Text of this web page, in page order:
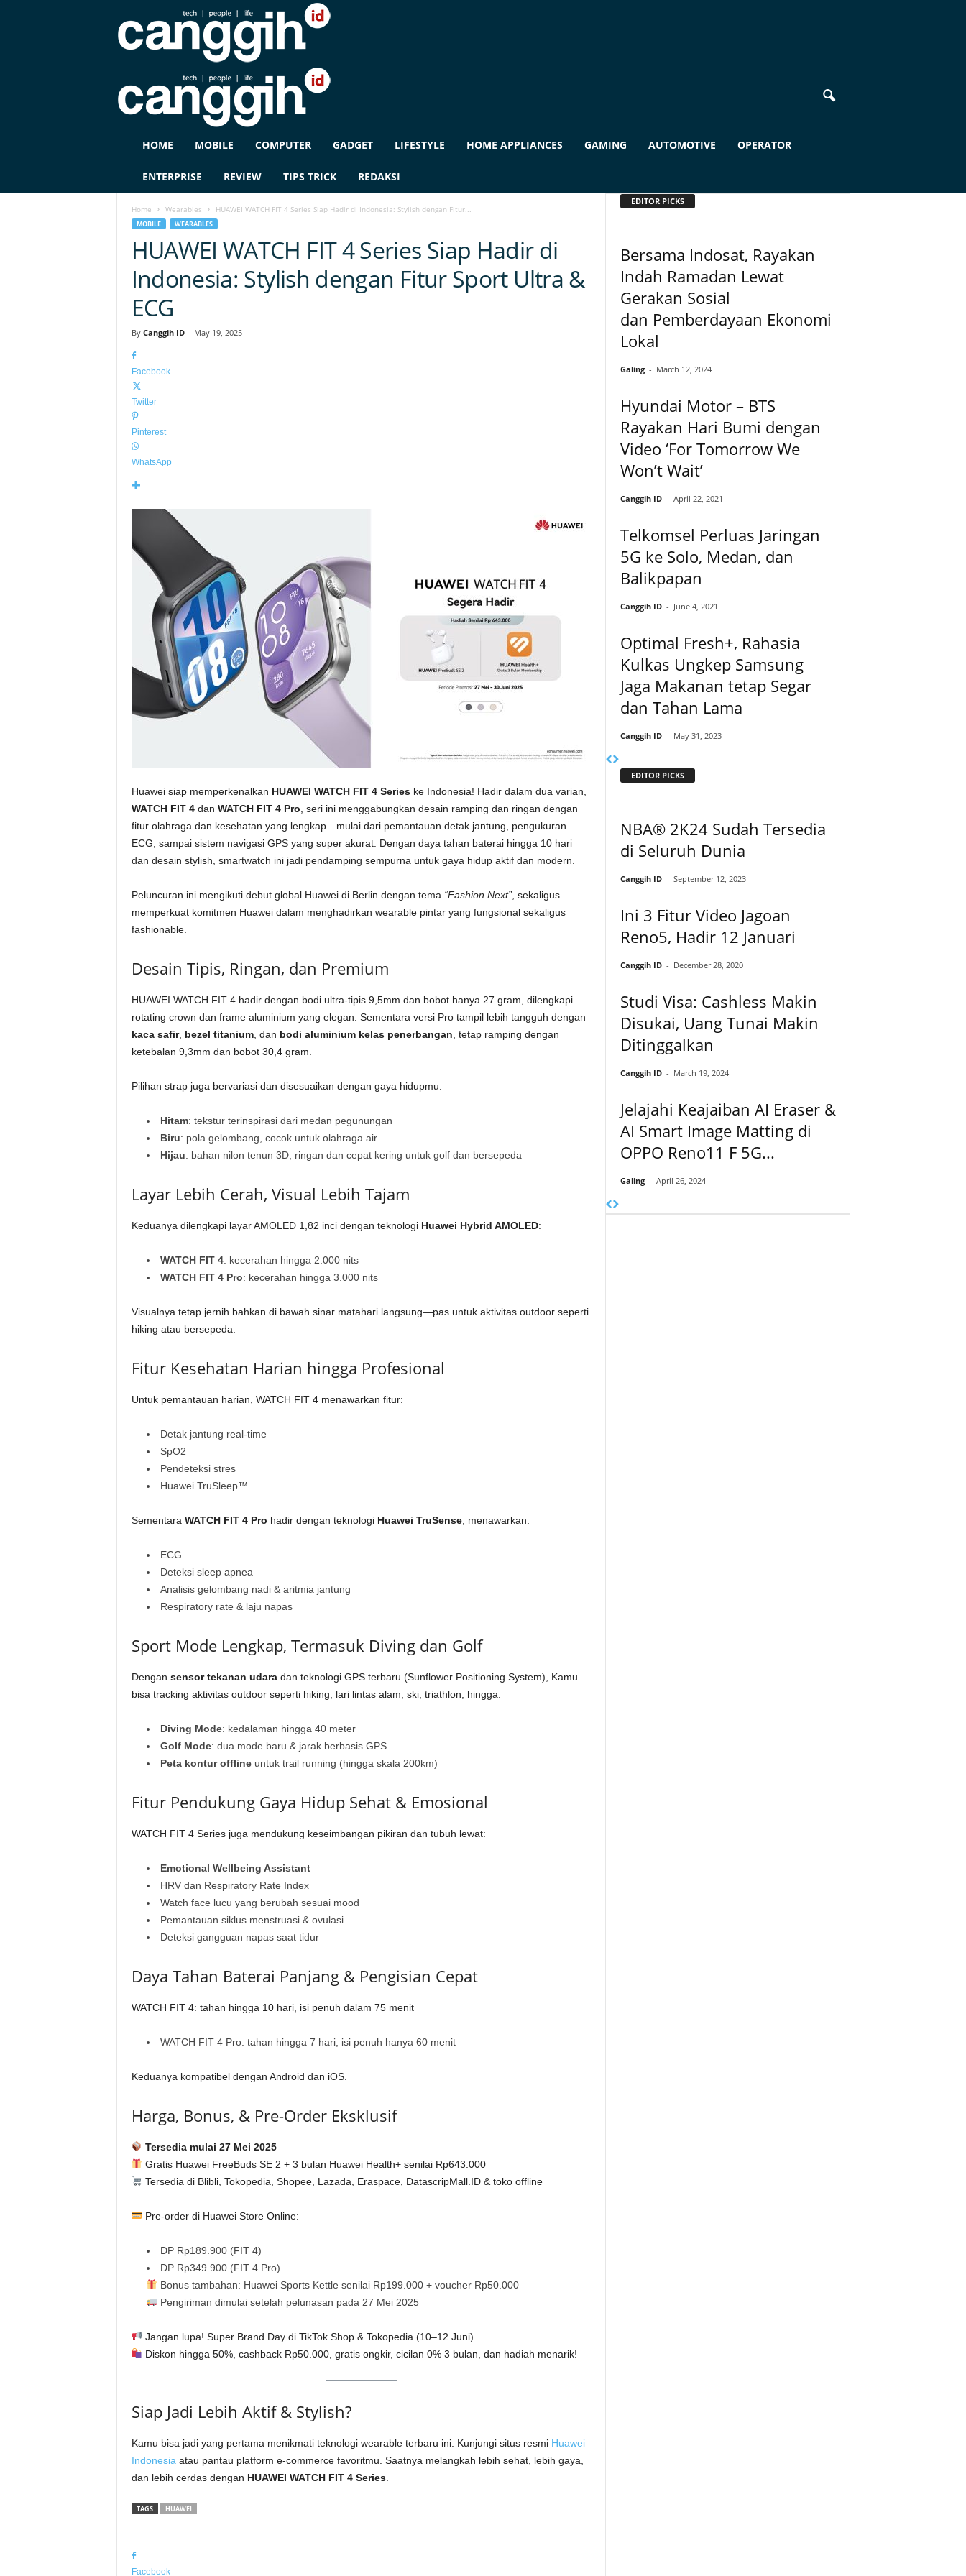
G
HOME MOBILE COMPUTER GADGET LIFESTYLE HOME APPLIANCES GAMING AUTOMOTIVE OPERATOR
ENTERPRISE REVIEW TIPS TRICK REDAKSI
Home Wearables HUAWEI WATCH FIT 4 Series Siap Hadir di Indonesia: Stylish dengan Fitur...
MOBILE WEARABLES
HUAWEI WATCH FIT 4 Series Siap Hadir di
Indonesia: Stylish dengan Fitur Sport Ultra &
ECG
By Canggih ID- May 19, 2025
Facebook
Twitter
Pinterest
WhatsApp
Huawei siap memperkenalkan HUAWEI WATCH FIT 4 Serieske Indonesia! Hadir dalam dua varian,
WATCH FIT 4dan WATCH FIT 4 Pro , seri ini menggabungkan desain ramping dan ringan dengan
fitur olahraga dan kesehatan yang lengkap—mulai dari pemantauan detak jantung, pengukuran
ECG, sampai sistem navigasi GPS yang super akurat. Dengan daya tahan baterai hingga 10 hari
dan desain stylish, smartwatch ini jadi pendamping sempurna untuk gaya hidup aktif dan modern.
Peluncuran ini mengikuti debut global Huawei di Berlin dengan tema “Fashion Next”, sekaligus
memperkuat komitmen Huawei dalam menghadirkan wearable pintar yang fungsional sekaligus
fashionable.
Desain Tipis, Ringan, dan Premium
HUAWEI WATCH FIT 4 hadir dengan bodi ultra-tipis 9,5mm dan bobot hanya 27 gram, dilengkapi
rotating crown dan frame aluminium yang elegan. Sementara versi Pro tampil lebih tangguh dengan
kaca safir, bezel titanium, dan bodi aluminium kelas penerbangan , tetap ramping dengan
ketebalan 9,3mm dan bobot 30,4 gram.
Pilihan strap juga bervariasi dan disesuaikan dengan gaya hidupmu:
Hitam: tekstur terinspirasi dari medan pegunungan
Biru: pola gelombang, cocok untuk olahraga air
Hijau: bahan nilon tenun 3D, ringan dan cepat kering untuk golf dan bersepeda
Layar Lebih Cerah, Visual Lebih Tajam
Keduanya dilengkapi layar AMOLED 1,82 inci dengan teknologi Huawei Hybrid AMOLED:
WATCH FIT 4: kecerahan hingga 2.000 nits
WATCH FIT 4 Pro: kecerahan hingga 3.000 nits
Visualnya tetap jernih bahkan di bawah sinar matahari langsung—pas untuk aktivitas outdoor seperti
hiking atau bersepeda.
Fitur Kesehatan Harian hingga Profesional
Untuk pemantauan harian, WATCH FIT 4 menawarkan fitur:
Detak jantung real-time
SpO2
Pendeteksi stres
Huawei TruSleep™
Sementara WATCH FIT 4 Pro hadir dengan teknologi Huawei TruSense, menawarkan:
ECG
Deteksi sleep apnea
Analisis gelombang nadi & aritmia jantung
Respiratory rate & laju napas
Sport Mode Lengkap, Termasuk Diving dan Golf
Dengan sensor tekanan udaradan teknologi GPS terbaru (Sunflower Positioning System), Kamu
bisa tracking aktivitas outdoor seperti hiking, lari lintas alam, ski, triathlon, hingga:
Diving Mode: kedalaman hingga 40 meter
Golf Mode: dua mode baru & jarak berbasis GPS
Peta kontur offlineuntuk trail running (hingga skala 200km)
Fitur Pendukung Gaya Hidup Sehat & Emosional
WATCH FIT 4 Series juga mendukung keseimbangan pikiran dan tubuh lewat:
Emotional Wellbeing Assistant
HRV dan Respiratory Rate Index
Watch face lucu yang berubah sesuai mood
Pemantauan siklus menstruasi & ovulasi
Deteksi gangguan napas saat tidur
Daya Tahan Baterai Panjang & Pengisian Cepat
WATCH FIT 4: tahan hingga 10 hari, isi penuh dalam 75 menit
WATCH FIT 4 Pro: tahan hingga 7 hari, isi penuh hanya 60 menit
Keduanya kompatibel dengan Android dan iOS.
Harga, Bonus, & Pre-Order Eksklusif
Tersedia mulai 27 Mei 2025
Gratis Huawei FreeBuds SE 2 + 3 bulan Huawei Health+ senilai Rp643.000
Tersedia di Blibli, Tokopedia, Shopee, Lazada, Eraspace, DatascripMall.ID & toko offline
Pre-order di Huawei Store Online:
DP Rp189.900 (FIT 4)
DP Rp349.900 (FIT 4 Pro)
Bonus tambahan: Huawei Sports Kettle senilai Rp199.000 + voucher Rp50.000
Pengiriman dimulai setelah pelunasan pada 27 Mei 2025
Jangan lupa! Super Brand Day di TikTok Shop & Tokopedia (10–12 Juni)
Diskon hingga 50%, cashback Rp50.000, gratis ongkir, cicilan 0% 3 bulan, dan hadiah menarik!
Siap Jadi Lebih Aktif & Stylish?
Kamu bisa jadi yang pertama menikmati teknologi wearable terbaru ini. Kunjungi situs resmi Huawei
Indonesia atau pantau platform e-commerce favoritmu. Saatnya melangkah lebih sehat, lebih gaya,
dan lebih cerdas dengan HUAWEI WATCH FIT 4 Series.
TAGS HUAWEI
Facebook
EDITOR PICKS
Bersama Indosat, Rayakan
Indah Ramadan Lewat
Gerakan Sosial
dan Pemberdayaan Ekonomi
Lokal
Galing - March 12, 2024
Hyundai Motor – BTS
Rayakan Hari Bumi dengan
Video ‘For Tomorrow We
Won’t Wait’
Canggih ID - April 22, 2021
Telkomsel Perluas Jaringan
5G ke Solo, Medan, dan
Balikpapan
Canggih ID - June 4, 2021
Optimal Fresh+, Rahasia
Kulkas Ungkep Samsung
Jaga Makanan tetap Segar
dan Tahan Lama
Canggih ID - May 31, 2023
EDITOR PICKS
NBA® 2K24 Sudah Tersedia
di Seluruh Dunia
Canggih ID - September 12, 2023
Ini 3 Fitur Video Jagoan
Reno5, Hadir 12 Januari
Canggih ID - December 28, 2020
Studi Visa: Cashless Makin
Disukai, Uang Tunai Makin
Ditinggalkan
Canggih ID - March 19, 2024
Jelajahi Keajaiban AI Eraser &
AI Smart Image Matting di
OPPO Reno11 F 5G...
Galing - April 26, 2024